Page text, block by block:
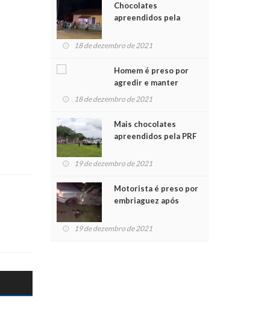
Chocolates
apreendidos pela
para crianças na
18 de dezembro de 2021
Homem é preso por
agredir e manter
mulher em cárcere
18 de dezembro de 2021
Mais chocolates
apreendidos pela PRF
crianças no Natal
19 de dezembro de 2021
Motorista é preso por
embriaguez após
feridos
19 de dezembro de 2021